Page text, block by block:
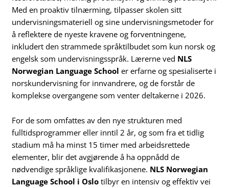
Med en proaktiv tilnærming, tilpasser skolen sitt
undervisningsmateriell og sine undervisningsmetoder for
å reflektere de nyeste kravene og forventningene,
inkludert den strammede språktilbudet som kun norsk og
engelsk som undervisningsspråk. Lærerne ved NLS
Norwegian Language School er erfarne og spesialiserte i
norskundervisning for innvandrere, og de forstår de
komplekse overgangene som venter deltakerne i 2026.
For de som omfattes av den nye strukturen med
fulltidsprogrammer eller inntil 2 år, og som fra et tidlig
stadium må ha minst 15 timer med arbeidsrettede
elementer, blir det avgjørende å ha oppnådd de
nødvendige språklige kvalifikasjonene. NLS Norwegian
Language School i Oslo tilbyr en intensiv og effektiv vei